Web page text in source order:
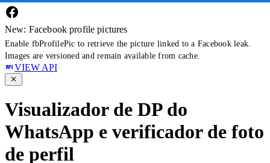
New: Facebook profile pictures
Enable fbProfilePic to retrieve the picture linked to a Facebook leak.
Images are versioned and remain available from cache.
VIEW API
Visualizador de DP do
WhatsApp e verificador de foto
de perfil